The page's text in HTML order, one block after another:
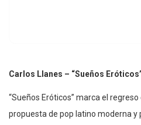
Carlos Llanes – “Sueños
“Sueños Eróticos” marca el
propuesta de pop latino moderna y